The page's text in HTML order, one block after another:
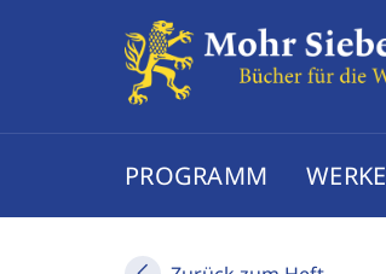
PROGRAMM WERKE